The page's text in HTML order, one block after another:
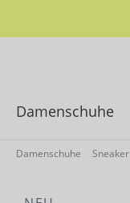
Damenschuhe
Damenschuhe Sneaker